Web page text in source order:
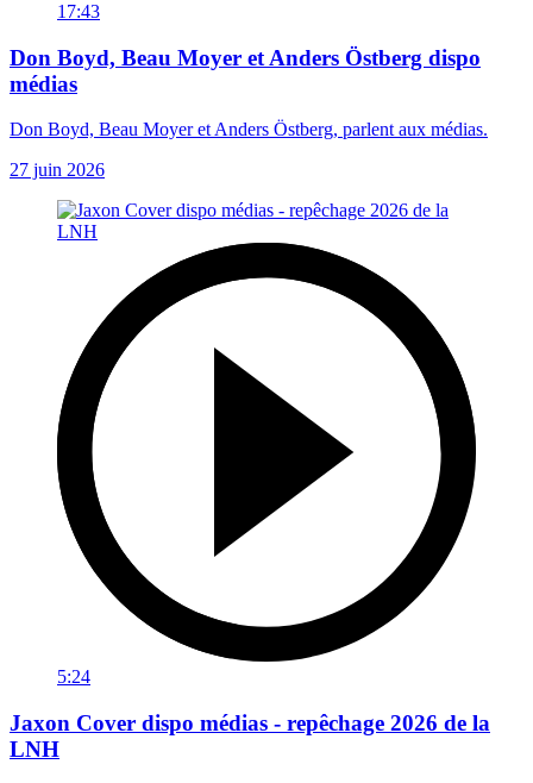
17:43
Don Boyd, Beau Moyer et Anders Östberg dispo
médias
Don Boyd, Beau Moyer et Anders Östberg, parlent aux médias.
27 juin 2026
5:24
Jaxon Cover dispo médias - repêchage 2026 de la
LNH